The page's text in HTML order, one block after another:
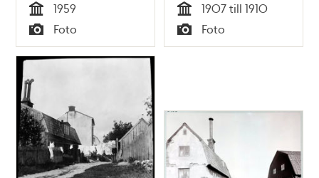
Tid
1959
Typ
Foto Tid
1907 till 1910
Typ
Foto